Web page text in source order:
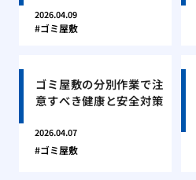
2026.04.09
ゴミ屋敷
ゴミ屋敷の分別作業で注
意すべき健康と安全対策
2026.04.07
ゴミ屋敷